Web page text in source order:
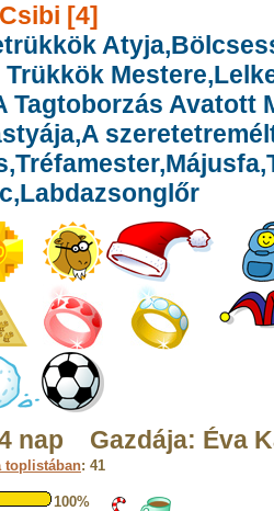
Csibi [4]
Tagtoborzás Avatott
nap Gazdája: Éva
toplistában: 41
100%